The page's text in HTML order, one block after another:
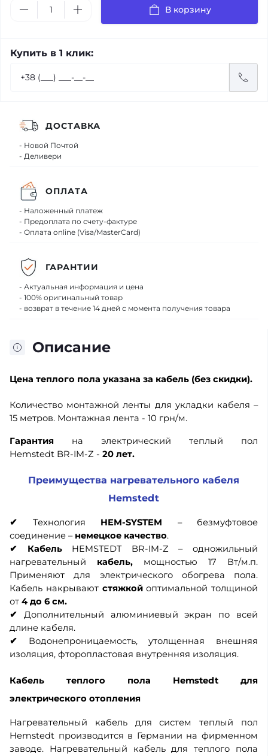
В корзину
Купить в 1 клик:
Описание
Цена теплого пола указана за кабель (без скидки).
Количество монтажной ленты для укладки кабеля –
15 метров. Монтажная лента - 10 грн/м.
Гарантия на электрический теплый пол
Hemstedt BR-IM-Z - 20 лет.
Преимущества нагревательного кабеля
Hemstedt
✔ Технология HEM-SYSTEM – безмуфтовое
соединение –немецкое качество.
✔ Кабель HEMSTEDT BR-IM-Z – одножильный
нагревательный кабель, мощностью 17 Вт/м.п.
Применяют для электрического обогрева пола.
Кабель накрывают стяжкойоптимальной толщиной
от 4 до 6 см.
✔ Дополнительный алюминиевый экран по всей
длине кабеля.
✔ Водонепроницаемость, утолщенная внешняя
изоляция, фторопластовая внутренняя изоляция.
Кабель теплого пола Hemstedt
для
электрического отопления
Нагревательный кабель для систем теплый пол
Hemstedt производится в Германии на фирменном
заводе. Нагревательный кабель для теплого пола
ДОСТАВКА
- Новой Почтой
- Деливери
ОПЛАТА
- Наложенный платеж
- Предоплата по счету-фактуре
- Оплата online (Visa/MasterCard)
ГАРАНТИИ
- Актуальная информация и цена
- 100% оригинальный товар
- возврат в течение 14 дней с момента получения товара